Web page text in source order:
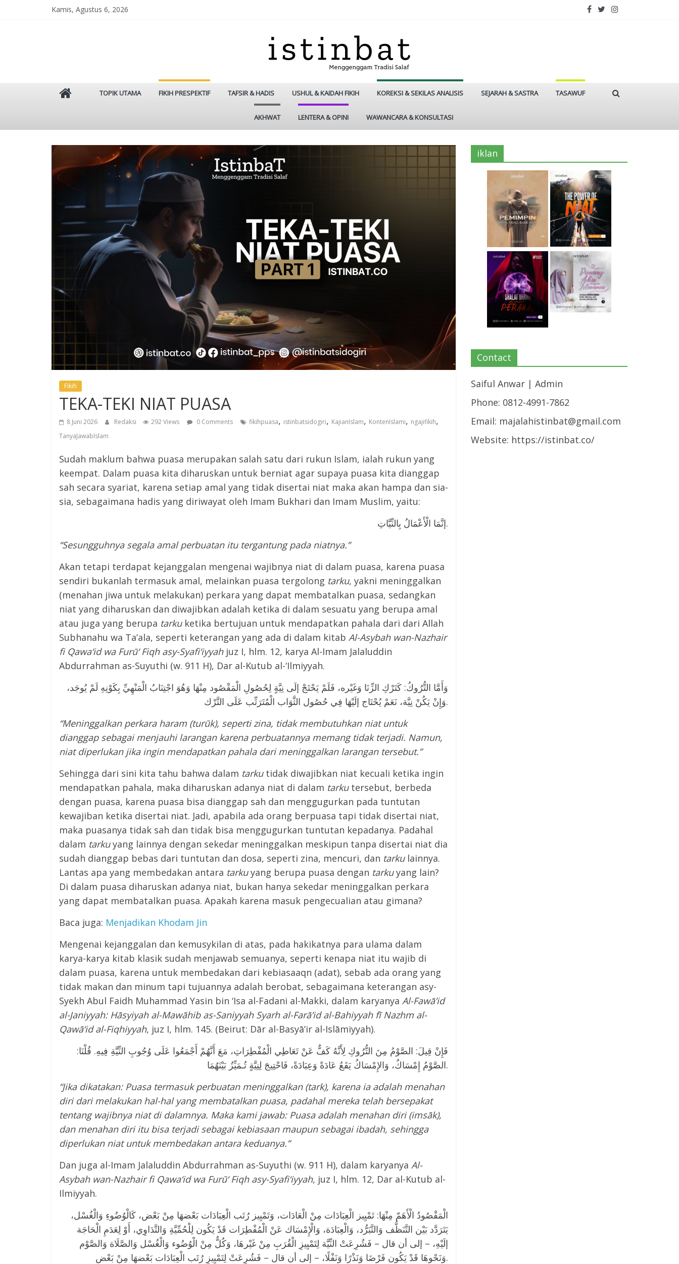
Kamis, Agustus 6, 2026
Istinbat
Salaf
TOPIK UTAMA FIKIH PRESPEKTIF TAFSIR & HADIS USHUL & KAIDAH FIKIH KOREKSI & SEKILAS ANALISIS SEJARAH & SASTRA TASAWUF
AKHWAT LENTERA & OPINI WAWANCARA & KONSULTASI
Fikih
TEKA-TEKI NIAT PUASA
8 Juni 2026 Redaksi 292 Views 0 Comments fikihpuasa, istinbatsidogiri, KajianIslam, KontenIslami, ngajifikih,
TanyaJawabIslam
Sudah maklum bahwa puasa merupakan salah satu dari rukun Islam, ialah rukun yang
keempat. Dalam puasa kita diharuskan untuk berniat agar supaya puasa kita dianggap
sah secara syariat, karena setiap amal yang tidak disertai niat maka akan hampa dan sia-
sia, sebagaimana hadis yang diriwayat oleh Imam Bukhari dan Imam Muslim, yaitu:
إنَّمَا الْأَعْمَالُ بِالنِّيَّاتِ.
“Sesungguhnya segala amal perbuatan itu tergantung pada niatnya.”
Akan tetapi terdapat kejanggalan mengenai wajibnya niat di dalam puasa, karena puasa
sendiri bukanlah termasuk amal, melainkan puasa tergolong tarku, yakni meninggalkan
(menahan jiwa untuk melakukan) perkara yang dapat membatalkan puasa, sedangkan
niat yang diharuskan dan diwajibkan adalah ketika di dalam sesuatu yang berupa amal
atau juga yang berupa tarkuketika bertujuan untuk mendapatkan pahala dari dari Allah
Subhanahu wa Ta’ala, seperti keterangan yang ada di dalam kitab Al-Asybah wan-Nazhair
fi Qawa‘id wa Furū‘ Fiqh asy-Syafi‘iyyahjuz I, hlm. 12, karya Al-Imam Jalaluddin
Abdurrahman as-Suyuthi (w. 911 H), Dar al-Kutub al-‘Ilmiyyah.
وَأَمَّا التُّرُوكُ: كَتَرْكِ الزِّنَا وَغَيْره، فَلَمْ يَحْتَجْ إلَى نِيَّةٍ لِحُصُولِ الْمَقْصُود مِنْهَا وَهُوَ اجْتِنَابُ الْمَنْهِيِّ بِكَوْنِهِ لَمْ يُوجَد،
وَإِنْ يَكُنْ نِيَّة، نَعَمْ يُحْتَاج إلَيْهَا فِي حُصُول الثَّوَاب الْمُتَرَتِّب عَلَى التَّرْك.
“Meninggalkan perkara haram (turūk), seperti zina, tidak membutuhkan niat untuk
dianggap sebagai menjauhi larangan karena perbuatannya memang tidak terjadi. Namun,
niat diperlukan jika ingin mendapatkan pahala dari meninggalkan larangan tersebut.”
Sehingga dari sini kita tahu bahwa dalam tarkutidak diwajibkan niat kecuali ketika ingin
mendapatkan pahala, maka diharuskan adanya niat di dalam tarkutersebut, berbeda
dengan puasa, karena puasa bisa dianggap sah dan menggugurkan pada tuntutan
kewajiban ketika disertai niat. Jadi, apabila ada orang berpuasa tapi tidak disertai niat,
maka puasanya tidak sah dan tidak bisa menggugurkan tuntutan kepadanya. Padahal
dalam tarkuyang lainnya dengan sekedar meninggalkan meskipun tanpa disertai niat dia
sudah dianggap bebas dari tuntutan dan dosa, seperti zina, mencuri, dan tarkulainnya.
Lantas apa yang membedakan antara tarkuyang berupa puasa dengan tarkuyang lain?
Di dalam puasa diharuskan adanya niat, bukan hanya sekedar meninggalkan perkara
yang dapat membatalkan puasa. Apakah karena masuk pengecualian atau gimana?
Baca juga: Menjadikan Khodam Jin
Mengenai kejanggalan dan kemusykilan di atas, pada hakikatnya para ulama dalam
karya-karya kitab klasik sudah menjawab semuanya, seperti kenapa niat itu wajib di
dalam puasa, karena untuk membedakan dari kebiasaaqn (adat), sebab ada orang yang
tidak makan dan minum tapi tujuannya adalah berobat, sebagaimana keterangan asy-
Syekh Abul Faidh Muhammad Yasin bin ‘Isa al-Fadani al-Makki, dalam karyanya Al-Fawā’id
al-Janiyyah: Hāsyiyah al-Mawāhib as-Saniyyah Syarh al-Farā’id al-Bahiyyah fī Nazhm al-
Qawā‘id al-Fiqhiyyah, juz I, hlm. 145. (Beirut: Dār al-Basyā’ir al-Islāmiyyah).
فَإِنْ قِيلَ: الصَّوْمُ مِنَ التُّرُوكِ لِأَنَّهُ كَفٌّ عَنْ تَعَاطِي الْمُفْطِرَاتِ، مَعَ أَنَّهُمْ أَجْمَعُوا عَلَى وُجُوبِ النِّيَّةِ فِيهِ. قُلْنَا:
الصَّوْمُ إِمْسَاكٌ، وَالإِمْسَاكُ يَقَعُ عَادَةً وَعِبَادَةً، فَاحْتِيجَ لِنِيَّةٍ تُـمَيِّزُ بَيْنَهُمَا.
“Jika dikatakan: Puasa termasuk perbuatan meninggalkan (tark), karena ia adalah menahan
diri dari melakukan hal-hal yang membatalkan puasa, padahal mereka telah bersepakat
tentang wajibnya niat di dalamnya. Maka kami jawab: Puasa adalah menahan diri (imsāk),
dan menahan diri itu bisa terjadi sebagai kebiasaan maupun sebagai ibadah, sehingga
diperlukan niat untuk membedakan antara keduanya.”
Dan juga al-Imam Jalaluddin Abdurrahman as-Suyuthi (w. 911 H), dalam karyanya Al-
Asybah wan-Nazhair fi Qawa‘id wa Furū‘ Fiqh asy-Syafi‘iyyah, juz I, hlm. 12, Dar al-Kutub al-
Ilmiyyah.
الْمَقْصُودُ الْأَهَمّ مِنْهَا: تَمْيِيز الْعِبَادَات مِنْ الْعَادَات، وَتَمْيِيز رُتَب الْعِبَادَات بَعْضهَا مِنْ بَعْض، كَالْوُضُوءِ وَالْغُسْل،
يَتَرَدَّد بَيْن التَّنَظُّف وَالتَّبَرُّد، وَالْعِبَادَة، وَالْإِمْسَاك عَنْ الْمُفْطِرَات قَدْ يَكُون لِلْحُمِّيَّةِ وَالتَّدَاوِي، أَوْ لِعَدَمِ الْحَاجَة
إلَيْهِ، – إلى أن قال – فَشُرِعَتْ النِّيَّة لِتَمْيِيزِ الْقُرَبِ مِنْ غَيْرهَا، وَكُلٌّ مِنْ الْوُضُوء وَالْغُسْل وَالصَّلَاة وَالصَّوْم
وَنَحْوهَا قَدْ يَكُون فَرْضَا وَنَذْرًا وَنَفْلًا، – إلى أن قال – فَشُرِعَتْ لِتَمْيِيزِ رُتَب الْعِبَادَات بَعْضهَا مِنْ بَعْض.
iklan
Contact
Saiful Anwar | Admin
Phone: 0812-4991-7862
Email: majalahistinbat@gmail.com
Website: https://istinbat.co/